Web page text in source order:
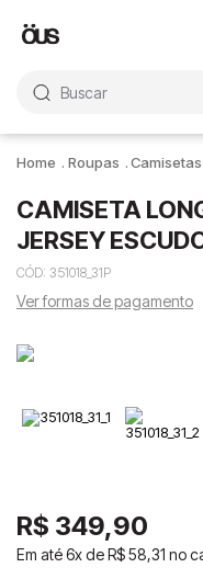
Roupas Camisetas
CAMISETA
JERSEY
CÓD: 351018_31P
Ver formas de pagamento
R$ 349,90
Em até6x deR$58,31 no